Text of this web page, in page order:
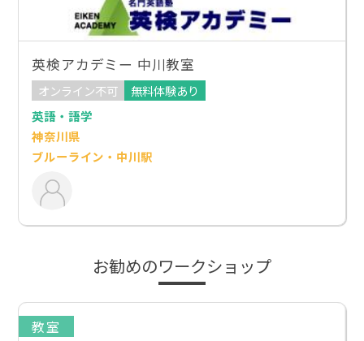
英検アカデミー 中川教室
オンライン不可
無料体験あり
英語・語学
神奈川県
ブルーライン・中川駅
お勧めのワークショップ
教室